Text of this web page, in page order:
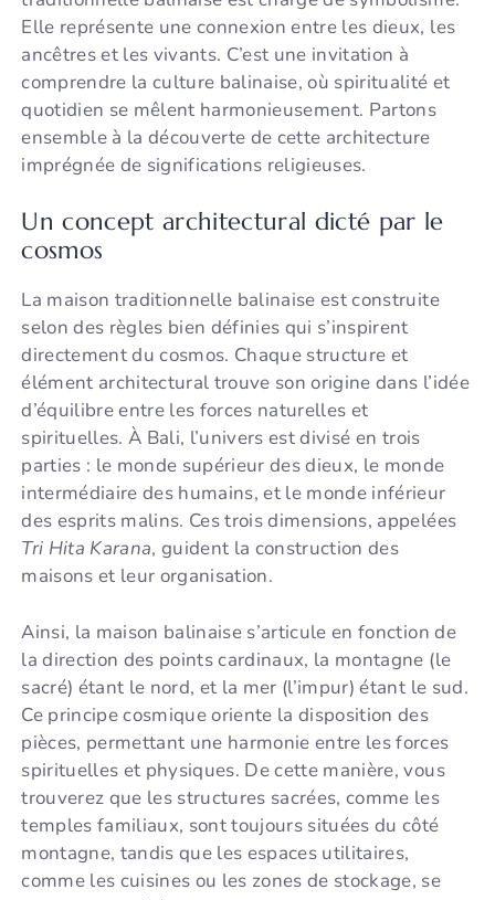
Elle représente une connexion entre les dieux, les
ancêtres et les vivants. C’est une invitation à
comprendre la culture balinaise, où spiritualité et
quotidien se mêlent harmonieusement. Partons
ensemble à la découverte de cette architecture
imprégnée de significations religieuses.
Un concept architectural dicté par le
cosmos
La maison traditionnelle balinaise est construite
selon des règles bien définies qui s’inspirent
directement du cosmos. Chaque structure et
élément architectural trouve son origine dans l’idée
d’équilibre entre les forces naturelles et
spirituelles. À Bali, l’univers est divisé en trois
parties : le monde supérieur des dieux, le monde
intermédiaire des humains, et le monde inférieur
des esprits malins. Ces trois dimensions, appelées
Tri Hita Karana, guident la construction des
maisons et leur organisation.
Ainsi, la maison balinaise s’articule en fonction de
la direction des points cardinaux, la montagne (le
sacré) étant le nord, et la mer (l’impur) étant le sud.
Ce principe cosmique oriente la disposition des
pièces, permettant une harmonie entre les forces
spirituelles et physiques. De cette manière, vous
trouverez que les structures sacrées, comme les
temples familiaux, sont toujours situées du côté
montagne, tandis que les espaces utilitaires,
comme les cuisines ou les zones de stockage, se